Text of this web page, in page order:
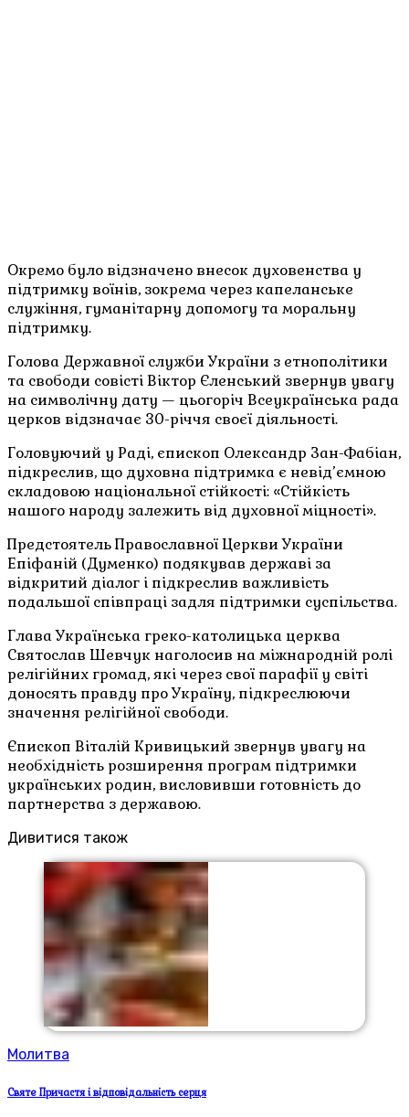
Окремо було відзначено внесок духовенства у
підтримку воїнів, зокрема через капеланське
служіння, гуманітарну допомогу та моральну
підтримку.
Голова Державної служби України з етнополітики
та свободи совісті Віктор Єленський звернув увагу
на символічну дату — цьогоріч Всеукраїнська рада
церков відзначає 30-річчя своєї діяльності.
Головуючий у Раді, єпископ Олександр Зан-Фабіан,
підкреслив, що духовна підтримка є невід’ємною
складовою національної стійкості: «Стійкість
нашого народу залежить від духовної міцності».
Предстоятель Православної Церкви України
Епіфаній (Думенко) подякував державі за
відкритий діалог і підкреслив важливість
подальшої співпраці задля підтримки суспільства.
Глава Українська греко-католицька церква
Святослав Шевчук наголосив на міжнародній ролі
релігійних громад, які через свої парафії у світі
доносять правду про Україну, підкреслюючи
значення релігійної свободи.
Єпископ Віталій Кривицький звернув увагу на
необхідність розширення програм підтримки
українських родин, висловивши готовність до
партнерства з державою.
Дивитися також
Молитва
Святе Причастя і відповідальність серця